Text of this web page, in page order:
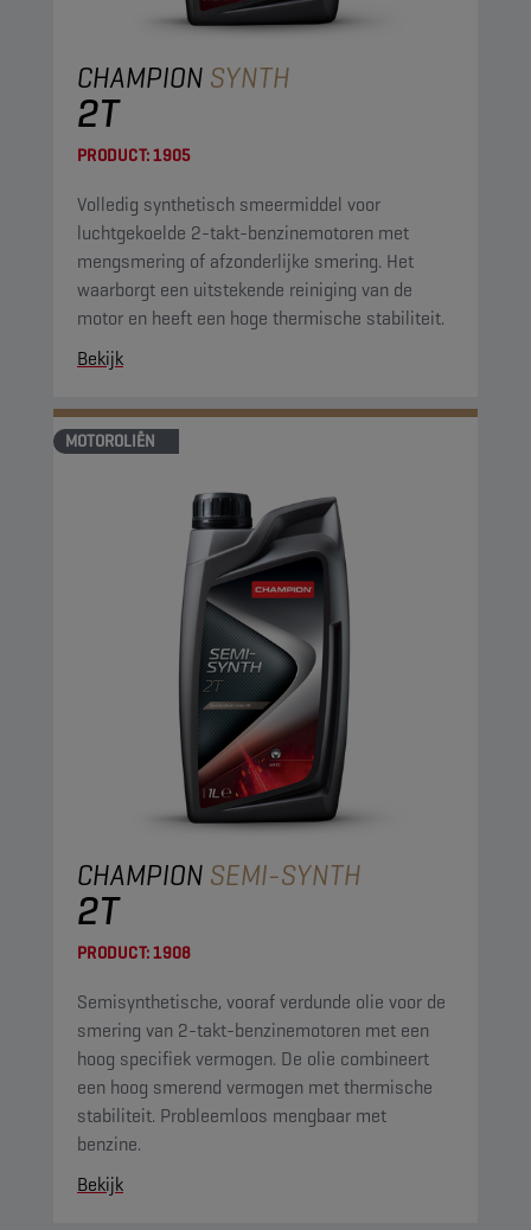
CHAMPION SYNTH
2T
PRODUCT:1905
Volledig synthetisch smeermiddel voor
luchtgekoelde 2-takt-benzinemotoren met
mengsmering of afzonderlijke smering. Het
waarborgt een uitstekende reiniging van de
motor en heeft een hoge thermische stabiliteit.
Bekijk
MOTOROLIËN
CHAMPION SEMI-SYNTH
2T
PRODUCT:1908
Semisynthetische, vooraf verdunde olie voor de
smering van 2-takt-benzinemotoren met een
hoog specifiek vermogen. De olie combineert
een hoog smerend vermogen met thermische
stabiliteit. Probleemloos mengbaar met
benzine.
Bekijk